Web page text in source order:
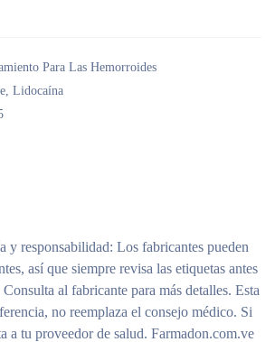
Para Las Hemorroides
, Lidocaína
y responsabilidad: Los fabricantes pueden
así que siempre revisa las etiquetas antes
al fabricante para más detalles. Esta
no reemplaza el consejo médico. Si
a tu proveedor de salud. Farmadon.com.ve